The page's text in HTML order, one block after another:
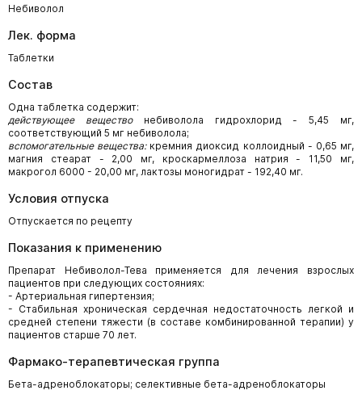
Небиволол
Лек. форма
Таблетки
Состав
Одна таблетка содержит:
действующее веществонебиволола гидрохлорид - 5,45 мг,
соответствующий 5 мг небиволола;
вспомогательные вещества:кремния диоксид коллоидный - 0,65 мг,
магния стеарат - 2,00 мг, кроскармеллоза натрия - 11,50 мг,
макрогол 6000 - 20,00 мг, лактозы моногидрат - 192,40 мг.
Условия отпуска
Отпускается по рецепту
Показания к применению
Препарат Небиволол-Тева применяется для лечения взрослых
пациентов при следующих состояниях:
- Артериальная гипертензия;
- Стабильная хроническая сердечная недостаточность легкой и
средней степени тяжести (в составе комбинированной терапии) у
пациентов старше 70 лет.
Фармако-терапевтическая группа
Бета-адреноблокаторы; селективные бета-адреноблокаторы